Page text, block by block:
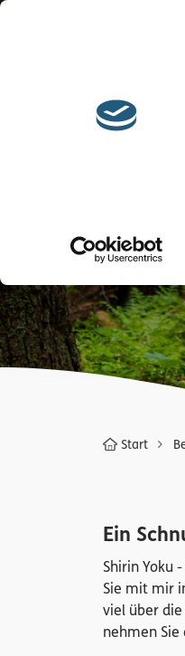
Start
Ein
Shirin Yoku
Sie mit mir
viel über die
nehmen Sie